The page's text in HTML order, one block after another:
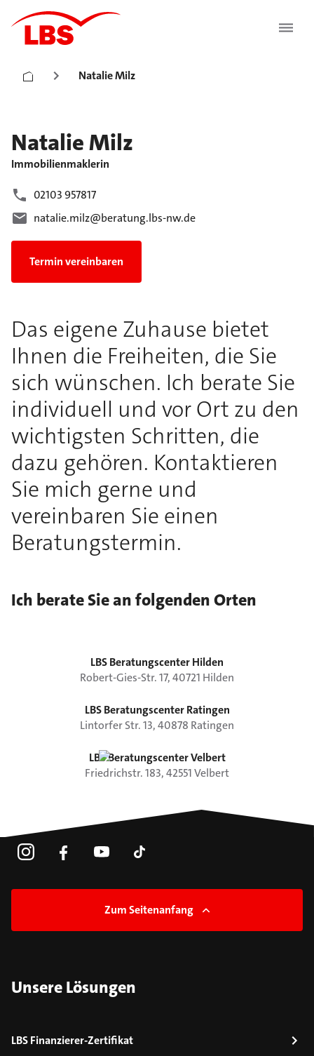
Natalie Milz
NatalieMilz
Immobilienmaklerin
02103 957817
natalie.milz@beratung.lbs-nw.de
Termin vereinbaren
Das eigene Zuhause bietet
Ihnen die Freiheiten, die Sie
sich wünschen. Ich berate Sie
individuell und vor Ort zu den
wichtigsten Schritten, die
dazu gehören. Kontaktieren
Sie mich gerne und
vereinbaren Sie einen
Beratungstermin.
Ich berate Sie an folgenden Orten
LBS Beratungscenter Hilden
Robert-Gies-Str.17,40721 Hilden
LBS Beratungscenter Ratingen
Lintorfer Str.13,40878 Ratingen
LBS Beratungscenter Velbert
Friedrichstr.183,42551Velbert
Zum Seitenanfang
Unsere Lösungen
LBS Finanzierer-Zertifikat